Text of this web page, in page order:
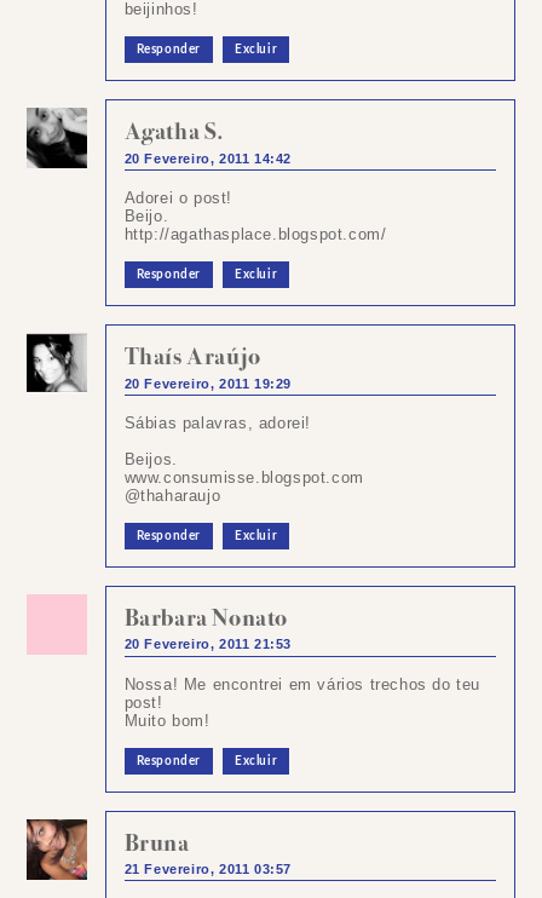
beijinhos!
Responder Excluir
Agatha S.
20 Fevereiro, 2011 14:42
Adorei o post!
Beijo.
http://agathasplace.blogspot.com/
Responder Excluir
Thaís Araújo
20 Fevereiro, 2011 19:29
Sábias palavras, adorei!
Beijos.
www.consumisse.blogspot.com
@thaharaujo
Responder Excluir
Barbara Nonato
20 Fevereiro, 2011 21:53
Nossa! Me encontrei em vários trechos do teu
post!
Muito bom!
Responder Excluir
Bruna
21 Fevereiro, 2011 03:57